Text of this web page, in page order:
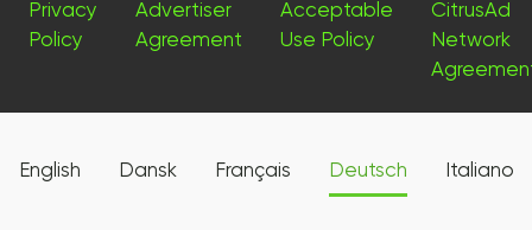
URL
Message
Privacy
Policy
Advertiser
Agreement
Acceptable
Use Policy
CitrusAd
Network
English Dansk Français Deutsch Italiano